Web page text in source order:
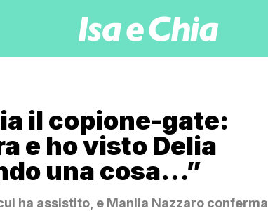
il copione-gate:
e ho visto Delia
una cosa…”
ha assistito, e Manila Nazzaro conferma